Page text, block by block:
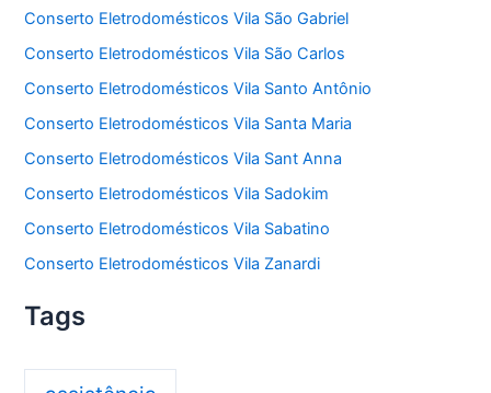
Conserto Eletrodomésticos Vila São Gabriel
Conserto Eletrodomésticos Vila São Carlos
Conserto Eletrodomésticos Vila Santo Antônio
Conserto Eletrodomésticos Vila Santa Maria
Conserto Eletrodomésticos Vila Sant Anna
Conserto Eletrodomésticos Vila Sadokim
Conserto Eletrodomésticos Vila Sabatino
Conserto Eletrodomésticos Vila Zanardi
Tags